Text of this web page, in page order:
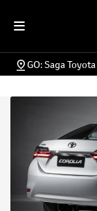
GO: Saga